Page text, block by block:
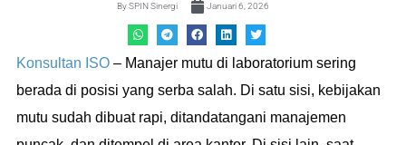
BySPIN Sinergi Januari 6, 2026
Konsultan ISO – Manajer mutu di laboratorium sering
berada di posisi yang serba salah. Di satu sisi, kebijakan
mutu sudah dibuat rapi, ditandatangani manajemen